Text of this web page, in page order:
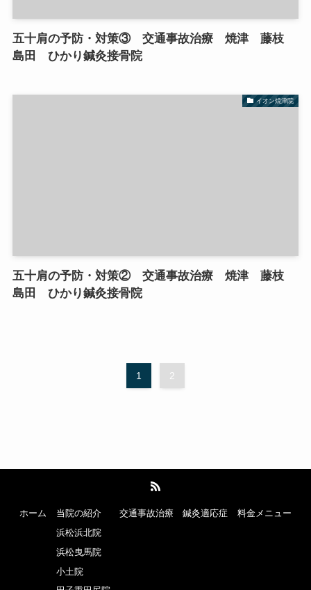
五十肩の予防・対策③ 交通事故治療 焼津 藤枝
島田 ひかり鍼灸接骨院
イオン焼津院
五十肩の予防・対策② 交通事故治療 焼津 藤枝
島田 ひかり鍼灸接骨院
1 2
ホーム
当院の紹介
浜松浜北院
浜松曳馬院
小土院
交通事故治療 鍼灸適応症 料金メニュー